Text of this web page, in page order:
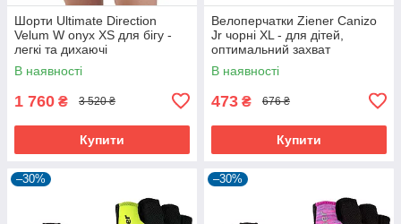
Шорти Ultimate Direction
Velum W onyx XS для бігу -
легкі та дихаючі
В наявності
1 760 ₴ 3 520 ₴
Купити
Велоперчатки Ziener Canizo
Jr чорні XL - для дітей,
оптимальний захват
В наявності
473 ₴ 676 ₴
Купити
–30% –30%